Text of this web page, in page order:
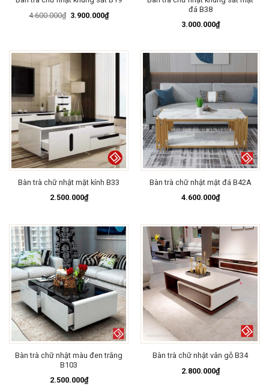
4.600.000₫ Giá
3.900.000₫Giá
hiện
đá B38
3.000.000₫
Bàn trà chữ nhật mặt kính B33
2.500.000₫
Bàn trà chữ nhật mặt đá B42A
4.600.000₫
Bàn trà chữ nhật màu đen trắng
B103
2.500.000₫
Bàn trà chữ nhật vân gỗ B34
2.800.000₫